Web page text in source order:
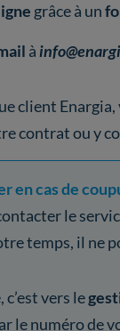
grâce à un
à
client Enargia,
contrat ou y
en cas de
le
temps, il ne
vers le
le numéro de